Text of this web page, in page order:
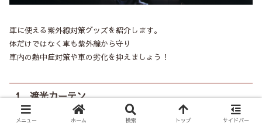
車に使える紫外線対策グッズを紹介します。
体だけではなく車も紫外線から守り
車内の熱中症対策や車の劣化を抑えましょう！
1．遮光カーテン
メニュー ホーム 検索 トップ サイドバー